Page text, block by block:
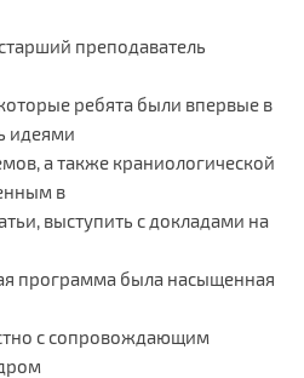
преподаватель
ребята были впервые в
идеями
а также краниологической
в
выступить с докладами на
программа была насыщенная
с сопровождающим